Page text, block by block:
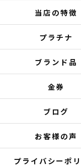
当店の特徴
プラチナ
ブランド品
金券
ブログ
お客様の声
プライバシーポ